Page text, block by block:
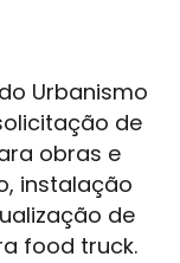
Urbanismo
de
obras e
instalação
de
food truck.